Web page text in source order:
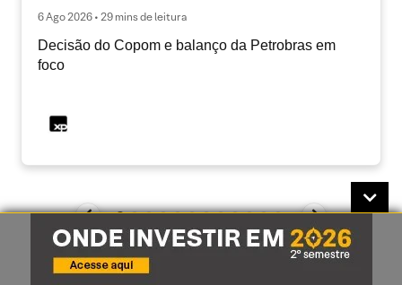
6 Ago 2026 • 29 mins de leitura
Decisão do Copom e balanço da Petrobras em
foco